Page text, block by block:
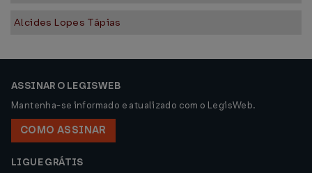
Alcides Lopes Tápias
ASSINAR O LEGISWEB
Mantenha-se informado e atualizado com o LegisWeb.
COMO ASSINAR
LIGUE GRÁTIS